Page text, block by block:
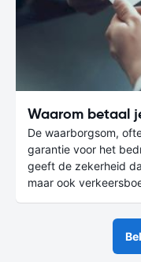
Waarom betaal
De waarborgsom,
garantie voor het
geeft de zekerheid
maar ook